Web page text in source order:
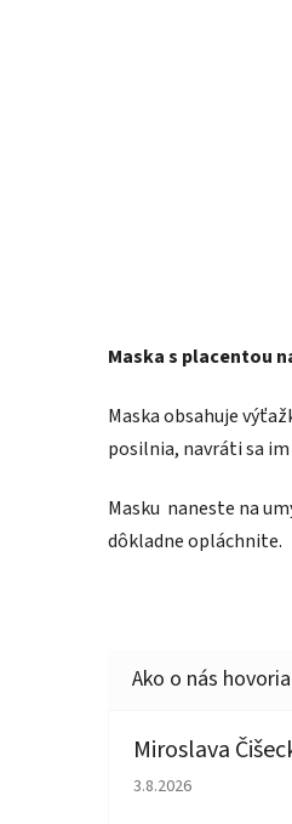
Maska s placentou
Maska obsahuje
posilnia, navráti sa im
Masku naneste na
dôkladne opláchnite.
Miroslava
Hodnotenie
3.8.2026